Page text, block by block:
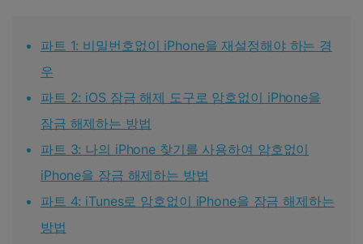
파트 1: 비밀번호없이 iPhone을 재설정해야 하는 경
우
파트 2: iOS 잠금 해제 도구로 암호없이 iPhone을
잠금 해제하는 방법
파트 3: 나의 iPhone 찾기를 사용하여 암호없이
iPhone을 잠금 해제하는 방법
파트 4: iTunes로 암호없이 iPhone을 잠금 해제하는
방법